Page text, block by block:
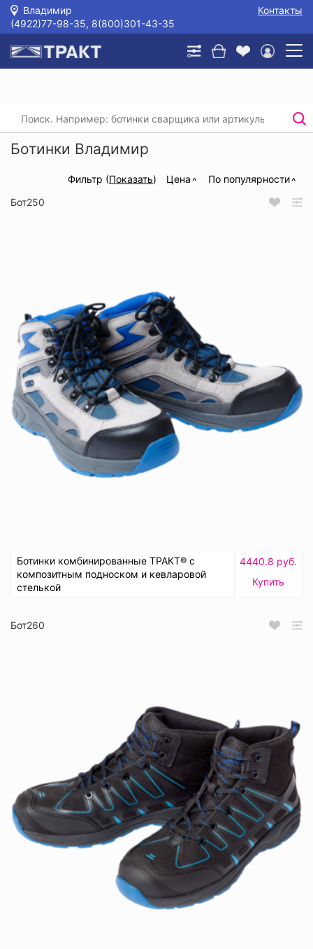
Владимир
Контакты
(4922)77-98-35, 8(800)301-43-35
Главная / /
Ботинки Владимир
Фильтр (Показать) Цена
По популярности
Бот250
Ботинки комбинированные ТРАКТ® с
композитным подноском и кевларовой
стелькой
4440.8 руб.
Купить
Бот260